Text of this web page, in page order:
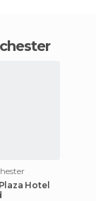
Hotel